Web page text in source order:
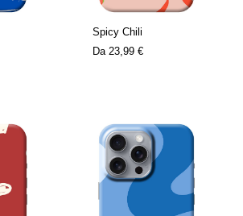
Spicy Chili
Da 23,99 €